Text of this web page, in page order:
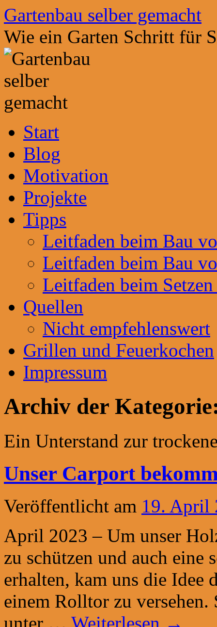
Zum
Inhalt
springen
Gartenbau selber gemacht
Wie ein Garten Schritt für
Start
Blog
Motivation
Projekte
Tipps
Leitfaden beim Bau
Leitfaden beim Bau
Leitfaden beim
Quellen
Nicht empfehlenswert
Grillen und Feuerkochen
Impressum
Archiv der
Ein Unterstand zur
Unser Carport
Veröffentlicht am 19. April
April 2023 – Um unser
zu schützen und auch eine
erhalten, kam uns die
einem Rolltor zu
unter … Weiterlesen →